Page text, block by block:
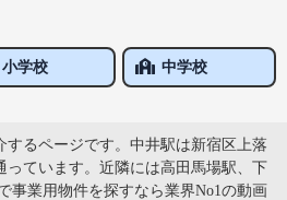
小学校 中学校
するページです。中井駅は新宿区上落
っています。近隣には高田馬場駅、下
事業用物件を探すなら業界No1の動画